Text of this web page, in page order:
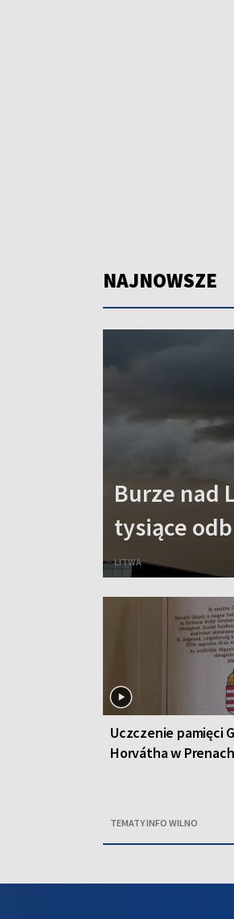
NAJNOWSZE
Burze nad
tysiące
LITWA
Uczczenie pamięci
Horvátha w Prenach
TEMATY INFO WILNO